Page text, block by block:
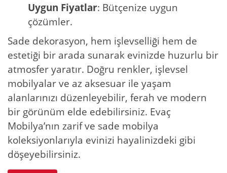
Uygun Fiyatlar: Bütçenize uygun
çözümler.
Sade dekorasyon, hem işlevselliği hem de
estetiği bir arada sunarak evinizde huzurlu bir
atmosfer yaratır. Doğru renkler, işlevsel
mobilyalar ve az aksesuar ile yaşam
alanlarınızı düzenleyebilir, ferah ve modern
bir görünüm elde edebilirsiniz. Evaç
Mobilya’nın zarif ve sade mobilya
koleksiyonlarıyla evinizi hayalinizdeki gibi
döşeyebilirsiniz.